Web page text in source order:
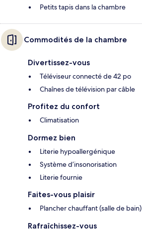
Petits tapis dans la chambre
Commodités de la chambre
Divertissez-vous
Téléviseur connecté de 42 po
Chaînes de télévision par câble
Profitez du confort
Climatisation
Dormez bien
Literie hypoallergénique
Système d’insonorisation
Literie fournie
Faites-vous plaisir
Plancher chauffant (salle de bain)
Rafraîchissez-vous